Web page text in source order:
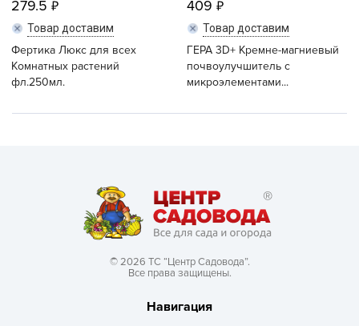
279.5
Товар доставим
Фертика Люкс для всех
Комнатных растений
фл.250мл.
409
Товар доставим
ГЕРА 3D+ Кремне-магниевый
почвоулучшитель с
микроэлементами...
© 2026 ТС “Центр Садовода”.
Все права защищены.
Навигация